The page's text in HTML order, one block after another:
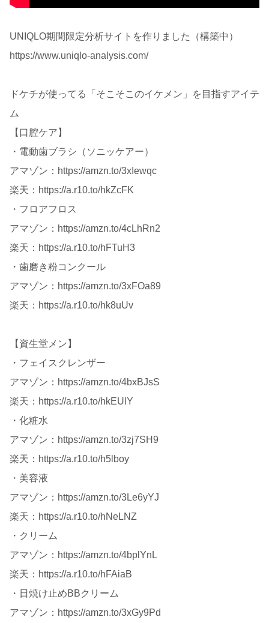
UNIQLO期間限定分析サイトを作りました（構築中）
https://www.uniqlo-analysis.com/
ドケチが使ってる「そこそこのイケメン」を目指すアイテ
ム
【口腔ケア】
・電動歯ブラシ（ソニッケアー）
アマゾン：https://amzn.to/3xIewqc
楽天：https://a.r10.to/hkZcFK
・フロアフロス
アマゾン：https://amzn.to/4cLhRn2
楽天：https://a.r10.to/hFTuH3
・歯磨き粉コンクール
アマゾン：https://amzn.to/3xFOa89
楽天：https://a.r10.to/hk8uUv
【資生堂メン】
・フェイスクレンザー
アマゾン：https://amzn.to/4bxBJsS
楽天：https://a.r10.to/hkEUlY
・化粧水
アマゾン：https://amzn.to/3zj7SH9
楽天：https://a.r10.to/h5lboy
・美容液
アマゾン：https://amzn.to/3Le6yYJ
楽天：https://a.r10.to/hNeLNZ
・クリーム
アマゾン：https://amzn.to/4bplYnL
楽天：https://a.r10.to/hFAiaB
・日焼け止めBBクリーム
アマゾン：https://amzn.to/3xGy9Pd